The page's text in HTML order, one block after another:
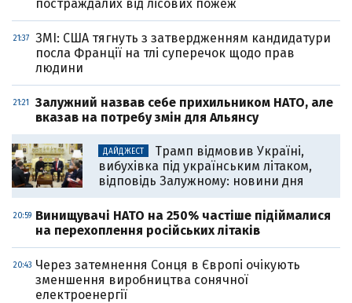
постраждалих від лісових пожеж
21:37
ЗМІ: США тягнуть з затвердженням кандидатури
посла Франції на тлі суперечок щодо прав
людини
21:21
Залужний назвав себе прихильником НАТО, але
вказав на потребу змін для Альянсу
ДАЙДЖЕСТ
Трамп відмовив Україні,
вибухівка під українським літаком,
відповідь Залужному: новини дня
20:59 Винищувачі НАТО на 250% частіше підіймалися
на перехоплення російських літаків
20:43 Через затемнення Сонця в Європі очікують
зменшення виробництва сонячної
електроенергії